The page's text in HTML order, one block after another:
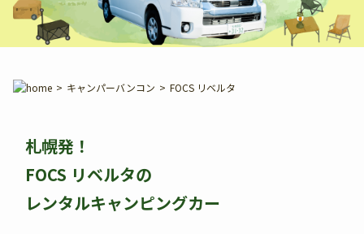
> キャンパーバンコン > FOCS リベルタ
札幌発！
FOCS リベルタの
レンタルキャンピングカー